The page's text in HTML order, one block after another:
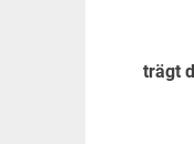
trägt